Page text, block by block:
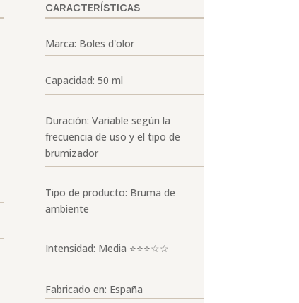
CARACTERÍSTICAS
Marca: Boles d'olor
Capacidad: 50 ml
Duración: Variable según la
frecuencia de uso y el tipo de
brumizador
Tipo de producto: Bruma de
ambiente
Intensidad: Media ⭐⭐⭐☆☆
Fabricado en: España